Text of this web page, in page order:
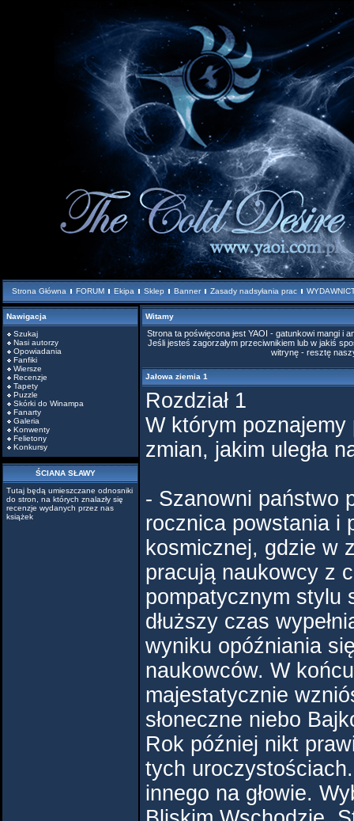
Strona Główna FORUM Ekipa Sklep Banner Zasady nadsyłania prac
Nawigacja
Szukaj
Nasi autorzy
Opowiadania
Fanfiki
Wiersze
Recenzje
Tapety
Puzzle
Skórki do Winampa
Fanarty
Galeria
Konwenty
Felietony
Konkursy
ŚCIANA SŁAWY
Tutaj będą umieszczane odnosniki
do stron, na których znalazły się
recenzje wydanych przez nas
książek
Witamy
Strona ta poświęcona jest YAOI - gatunkowi mangi i
Jeśli jesteś zagorzałym przeciwnikiem lub w jakiś
witrynę - resztę
Jałowa ziemia 1
Rozdział 1
W którym
zmian, jakim uległa
- Szanowni państwo
rocznica powstania i
kosmicznej, gdzie w
pracują naukowcy z
pompatycznym stylu
dłuższy czas
wyniku opóźniania
naukowców. W
majestatycznie
słoneczne niebo
Rok później nikt
tych
innego na głowie.